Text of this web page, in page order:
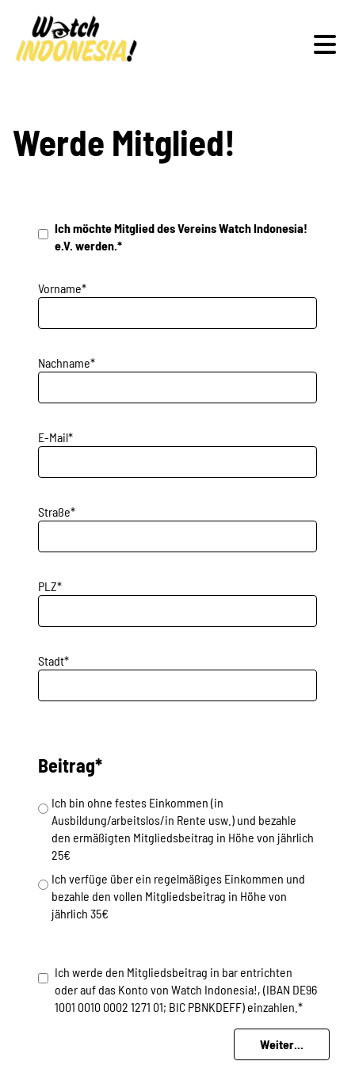
Schwerpunkte
Veranstaltungen
Publikationen
Projekte
Kampagne
Stellenangebote
Werde Mitglied
Newsletter abonnieren
Transparenz
Kontakt
english
Werde Mitglied!
Ich möchte Mitglied des Vereins Watch Indonesia!
e.V. werden.*
Vorname*
Nachname*
E-Mail*
Straße*
PLZ*
Stadt*
Beitrag*
Ich bin ohne festes Einkommen (in
Ausbildung/arbeitslos/in Rente usw.) und bezahle
den ermäßigten Mitgliedsbeitrag in Höhe von jährlich
25€
Ich verfüge über ein regelmäßiges Einkommen und
bezahle den vollen Mitgliedsbeitrag in Höhe von
jährlich 35€
Ich werde den Mitgliedsbeitrag in bar entrichten
oder auf das Konto von Watch Indonesia!, (IBAN DE96
1001 0010 0002 1271 01; BIC PBNKDEFF) einzahlen.*